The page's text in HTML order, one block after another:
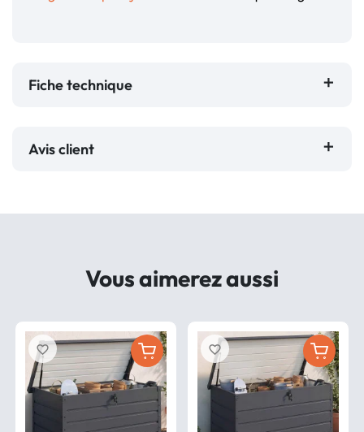
Fiche technique
Avis client
Vous aimerez aussi
favorite_border favorite_border